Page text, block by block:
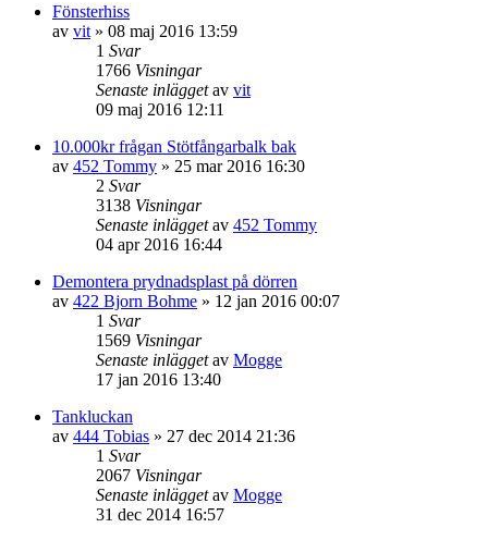
Fönsterhiss
av vit » 08 maj 2016 13:59
1 Svar
1766 Visningar
Senaste inläggetav vit
09 maj 2016 12:11
10.000kr frågan Stötfångarbalk bak
av 452 Tommy » 25 mar 2016 16:30
2 Svar
3138 Visningar
Senaste inläggetav 452 Tommy
04 apr 2016 16:44
Demontera prydnadsplast på dörren
av 422 Bjorn Bohme » 12 jan 2016 00:07
1 Svar
1569 Visningar
Senaste inläggetav Mogge
17 jan 2016 13:40
Tankluckan
av 444 Tobias » 27 dec 2014 21:36
1 Svar
2067 Visningar
Senaste inläggetav Mogge
31 dec 2014 16:57